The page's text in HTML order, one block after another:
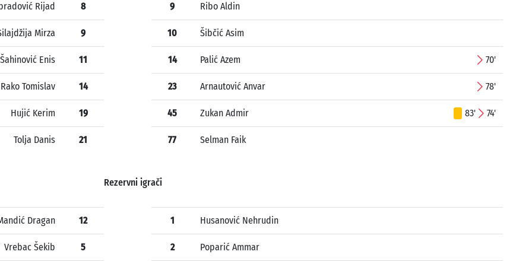
Rijad 8
Mirza 9
Šahinović Enis 11
Rako Tomislav 14
Hujić Kerim 19
Tolja Danis 21
9 Ribo Aldin
10 Šibčić Asim
14 Palić Azem 70'
23 Arnautović Anvar 78'
45 Zukan Admir 83' 74'
77 Selman Faik
Rezervni igrači
Dragan 12
Vrebac Šekib 5
1 Husanović Nehrudin
2 Poparić Ammar